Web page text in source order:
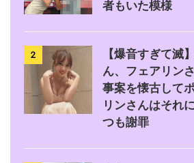
者もいた模様
2
【爆音すぎて滅
ん、フェアリン
事案を懐古して
リンさんはそれ
つも謝罪